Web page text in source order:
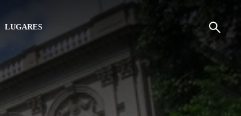
LUGARES